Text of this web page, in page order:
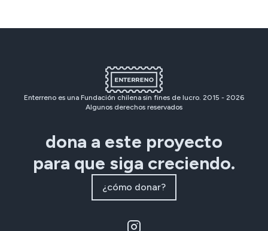
Enterreno es una Fundación chilena sin fines de lucro. 2015 - 2026
Algunos derechos reservados
dona a este proyecto
para que siga creciendo.
¿cómo donar?